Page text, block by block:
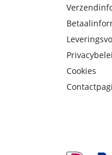
Cookies